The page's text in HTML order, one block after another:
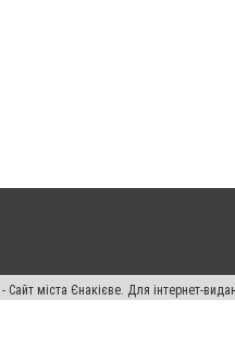
міста Єнакієве. Для інтернет-